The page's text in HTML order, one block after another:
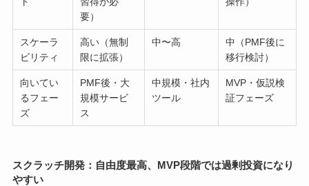
要）
スケーラ
ビリティ
高い（無制
限に拡張）
中〜高
中（PMF後に
移行検討）
向いてい
るフェー
ズ
PMF後・大
規模サービ
ス
中規模・社内
ツール
MVP・仮説検
証フェーズ
スクラッチ開発：自由度最高、MVP段階では過剰投資になり
やすい